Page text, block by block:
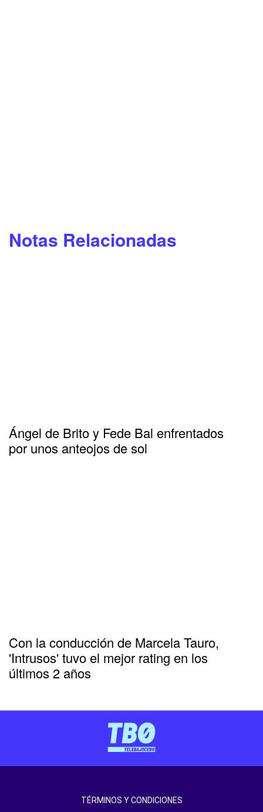
Notas Relacionadas
Ángel de Brito y Fede Bal enfrentados
por unos anteojos de sol
Con la conducción de Marcela Tauro,
'Intrusos' tuvo el mejor rating en los
últimos 2 años
TÉRMINOS Y CONDICIONES